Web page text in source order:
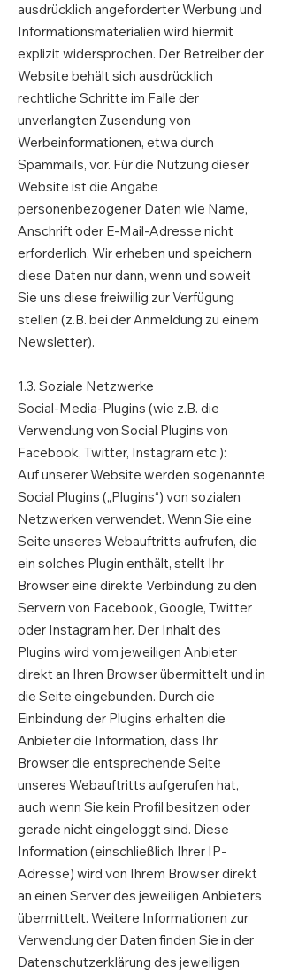
ausdrücklich angeforderter Werbung und
Informationsmaterialien wird hiermit
explizit widersprochen. Der Betreiber der
Website behält sich ausdrücklich
rechtliche Schritte im Falle der
unverlangten Zusendung von
Werbeinformationen, etwa durch
Spammails, vor. Für die Nutzung dieser
Website ist die Angabe
personenbezogener Daten wie Name,
Anschrift oder E-Mail-Adresse nicht
erforderlich. Wir erheben und speichern
diese Daten nur dann, wenn und soweit
Sie uns diese freiwillig zur Verfügung
stellen (z.B. bei der Anmeldung zu einem
Newsletter).
1.3. Soziale Netzwerke
Social-Media-Plugins (wie z.B. die
Verwendung von Social Plugins von
Facebook, Twitter, Instagram etc.):
Auf unserer Website werden sogenannte
Social Plugins („Plugins“) von sozialen
Netzwerken verwendet. Wenn Sie eine
Seite unseres Webauftritts aufrufen, die
ein solches Plugin enthält, stellt Ihr
Browser eine direkte Verbindung zu den
Servern von Facebook, Google, Twitter
oder Instagram her. Der Inhalt des
Plugins wird vom jeweiligen Anbieter
direkt an Ihren Browser übermittelt und in
die Seite eingebunden. Durch die
Einbindung der Plugins erhalten die
Anbieter die Information, dass Ihr
Browser die entsprechende Seite
unseres Webauftritts aufgerufen hat,
auch wenn Sie kein Profil besitzen oder
gerade nicht eingeloggt sind. Diese
Information (einschließlich Ihrer IP-
Adresse) wird von Ihrem Browser direkt
an einen Server des jeweiligen Anbieters
übermittelt. Weitere Informationen zur
Verwendung der Daten finden Sie in der
Datenschutzerklärung des jeweiligen